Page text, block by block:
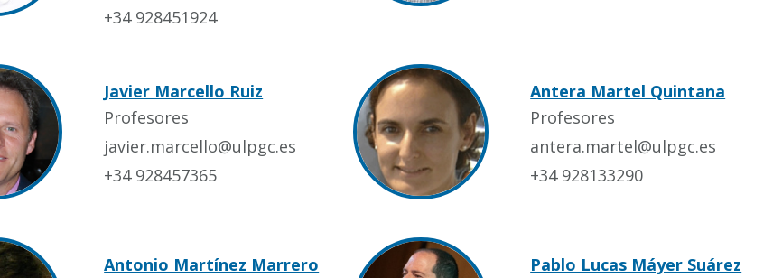
+34 928451924
Javier Marcello Ruiz
Profesores
javier.marcello@ulpgc.es
+34 928457365
Antera Martel Quintana
Profesores
antera.martel@ulpgc.es
+34 928133290
Antonio Martínez Marrero
Pablo Lucas Máyer Suárez